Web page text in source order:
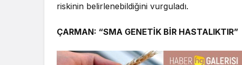
riskinin belirlenebildiğini vurguladı.
ÇARMAN: “SMA GENETİK BİR HASTALIKTIR”